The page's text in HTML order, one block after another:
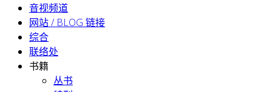
音视频道
网站 / BLOG 链接
综合
联络处
书籍
丛书